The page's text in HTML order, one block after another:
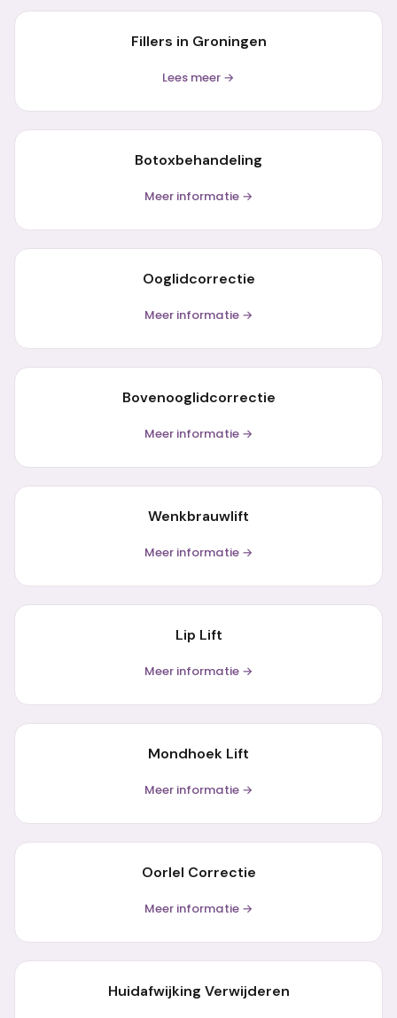
Fillers in Groningen
Lees meer →
Botoxbehandeling
Meer informatie →
Ooglidcorrectie
Meer informatie →
Bovenooglidcorrectie
Meer informatie →
Wenkbrauwlift
Meer informatie →
Lip Lift
Meer informatie →
Mondhoek Lift
Meer informatie →
Oorlel Correctie
Meer informatie →
Huidafwijking Verwijderen